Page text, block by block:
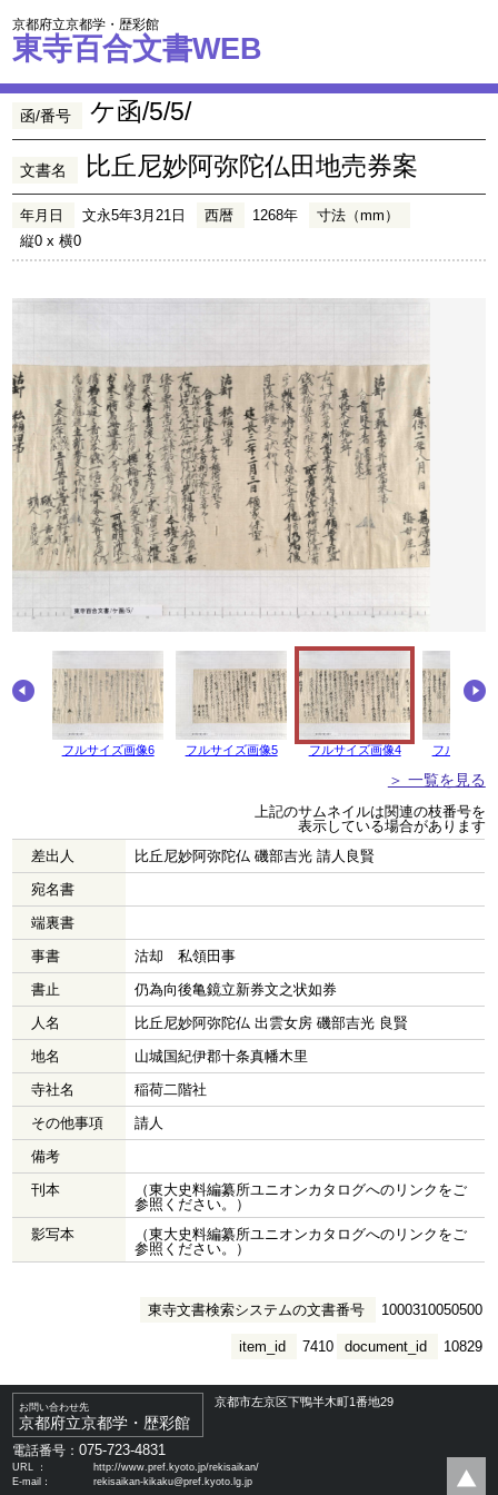
京都府立京都学・歴彩館
東寺百合文書WEB
函/番号 ケ函/5/5/
文書名 比丘尼妙阿弥陀仏田地売券案
年月日 文永5年3月21日 西暦 1268年
寸法（mm）
縦0 x 横0
フルサイズ画像6 フルサイズ画像5 フルサイズ画像4 フルサイズ
＞ 一覧を見る
上記のサムネイルは関連の枝番号を
表示している場合があります
差出人
比丘尼妙阿弥陀仏 磯部吉光 請人良賢
宛名書
端裏書
事書
沽却 私領田事
書止
仍為向後亀鏡立新券文之状如券
人名
比丘尼妙阿弥陀仏 出雲女房 磯部吉光 良賢
地名
山城国紀伊郡十条真幡木里
寺社名
稲荷二階社
その他事項
請人
備考
刊本
（東大史料編纂所ユニオンカタログへのリンクをご
参照ください。）
影写本
（東大史料編纂所ユニオンカタログへのリンクをご
参照ください。）
東寺文書検索システムの文書番号 1000310050500
document_id 10829
item_id 7410
お問い合わせ先
京都府立京都学・歴彩館
京都市左京区下鴨半木町1番地29
電話番号：075-723-4831
URL ：
http://www.pref.kyoto.jp/rekisaikan/
E-mail：
rekisaikan-kikaku@pref.kyoto.lg.jp